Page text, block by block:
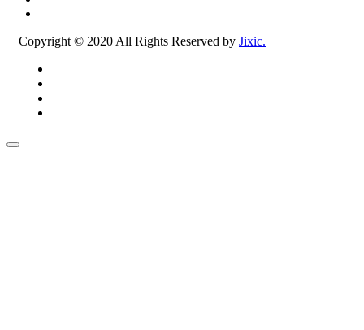
Copyright © 2020 All Rights Reserved by Jixic.